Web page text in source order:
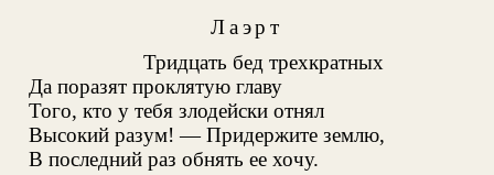
Лаэрт
Тридцать бед трехкратных
Да поразят проклятую главу
Того, кто у тебя злодейски отнял
Высокий разум! — Придержите землю,
В последний раз обнять ее хочу.